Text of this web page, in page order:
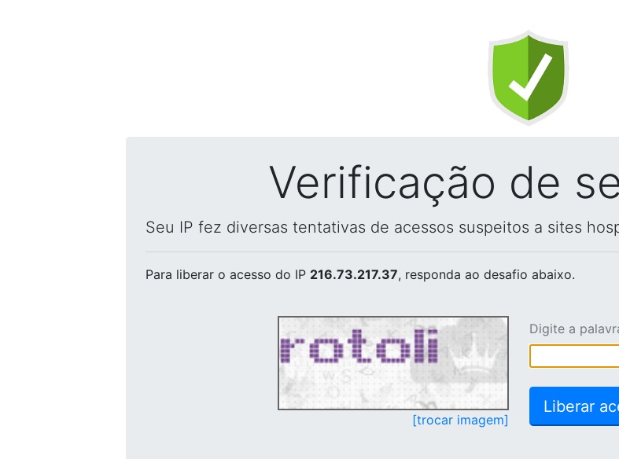
Verificação de
Seu IP fez diversas tentativas de acessos suspeitos a sites
Para liberar o acesso do IP 216.73.217.37, responda ao desafio abaixo.
[trocar imagem]
Digite a